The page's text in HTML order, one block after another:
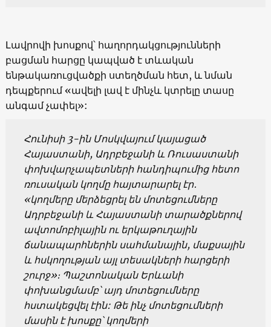
Լավրովի խոսքով՝ հաղորդակցությունների
բացման հարցը կապված է տևական
ենթակառուցվածքի ստեղծման հետ, և նման
դեպքերում «ավելի լավ է մինչև կտրելը տասը
անգամ չափել»:
Հունիսի 3-ին Մոսկվայում կայացած
Հայաստանի, Ադրբեջանի և Ռուսաստանի
փոխվարչապետների հանդիպումից հետո
ռուսական կողմը հայտարարել էր․
«կողմերը մերձեցրել են մոտեցումները
Ադրբեջանի և Հայաստանի տարածքներով
ավտոմոբիլային ու երկաթուղային
ճանապարհներին սահմանային, մաքսային
և հսկողության այլ տեսակների հարցերի
շուրջ»։ Պաշտոնական Երևանի
փոխանցմամբ՝ այդ մոտեցումները
հստակեցվել էին: Թե ինչ մոտեցումների
մասին է խոսքը՝ կողմերի